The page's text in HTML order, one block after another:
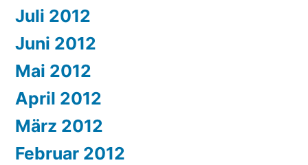
Juli 2012
Juni 2012
Mai 2012
April 2012
März 2012
Februar 2012